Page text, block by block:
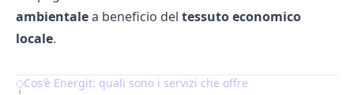
ambientalea beneficio del tessuto economico
locale.
Table of Contents
Cos'è Energit: quali sono i servizi che offre